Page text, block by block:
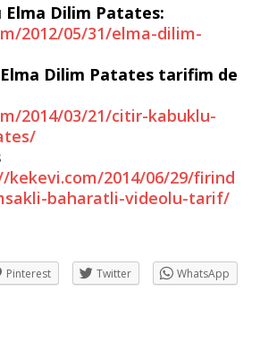
Elma Dilim Patates:
2012/05/31/elma-dilim-
Elma Dilim Patates tarifim de
2014/03/21/citir-kabuklu-
kekevi.com/2014/06/29/firind
baharatli-videolu-tarif/
Pinterest Twitter
WhatsApp